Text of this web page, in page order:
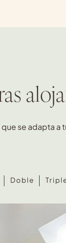
se adapta a
Doble